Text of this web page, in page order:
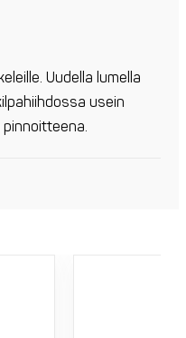
Uudella lumella
usein